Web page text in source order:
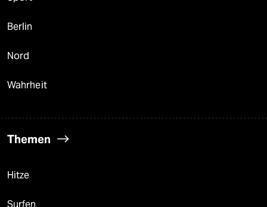
Berlin
Nord
Wahrheit
Themen
Hitze
Surfen